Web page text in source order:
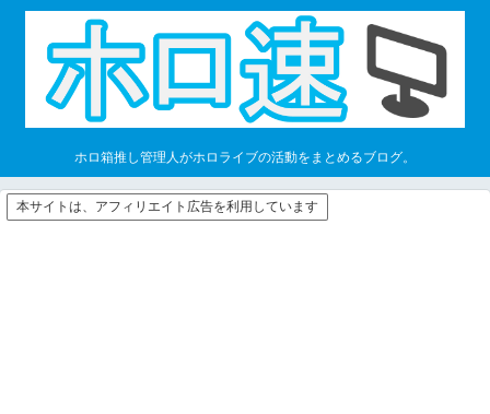
ホロ箱推し管理人がホロライブの活動をまとめるブログ。
本サイトは、アフィリエイト広告を利用しています